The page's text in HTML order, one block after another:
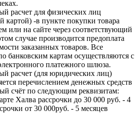
расчет для физических лиц
картой) -в пункте покупки товара
или на сайте через соответствующий
случае производится предоплата
заказанных товаров. Все
банковским картам осуществляются с
платежного шлюза.
расчет (для юридических лиц)
перечислением денежных средств
счёт по следующим реквизитам:
Халва рассрочки до 30 000 руб. - 4
от 30 000руб. - 5 месяцев